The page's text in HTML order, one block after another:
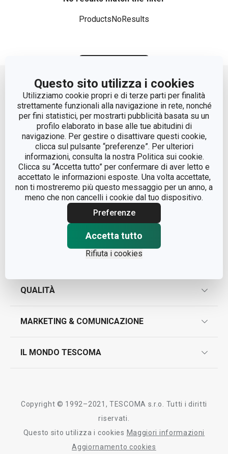
Questo sito utilizza i cookies
Utilizziamo cookie propri e di terze parti per finalità
strettamente funzionali alla navigazione in rete, nonché
per fini statistici, per mostrarti pubblicità basata su un
profilo elaborato in base alle tue abitudini di
navigazione. Per gestire o disattivare questi cookie,
clicca sul pulsante “preferenze”. Per ulteriori
informazioni, consulta la nostra Politica sui cookie.
Clicca su “Accetta tutto” per confermare di aver letto e
accettato le informazioni esposte. Una volta accettate,
non ti mostreremo più questo messaggio per un anno, a
meno che non cancelli i cookie dal tuo dispositivo.
Preferenze
Accetta tutto
Rifiuta i cookies
ProductsNoResults
© Tescoma Spa 2024
Codice Fiscale e REG. Imp. BS n. 01873360984
Cap. Soc. € 500.000,00 i.v.
contatti
QUALITÀ
test sui prodotti
MARKETING & COMUNICAZIONE
IL MONDO TESCOMA
Tescoma nel mondo
Copyright © 1992–2021, TESCOMA s.r.o. Tutti i diritti
riservati.
Questo sito utilizza i cookies Maggiori informazioni
Aggiornamento cookies